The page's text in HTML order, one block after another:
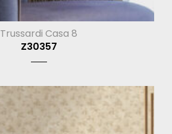
Trussardi Casa 8
Z30357